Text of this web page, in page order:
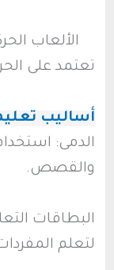
الألعاب
تعتمد على
أساليب
الدمى:
والقصص.
البطاقات
لتعلم